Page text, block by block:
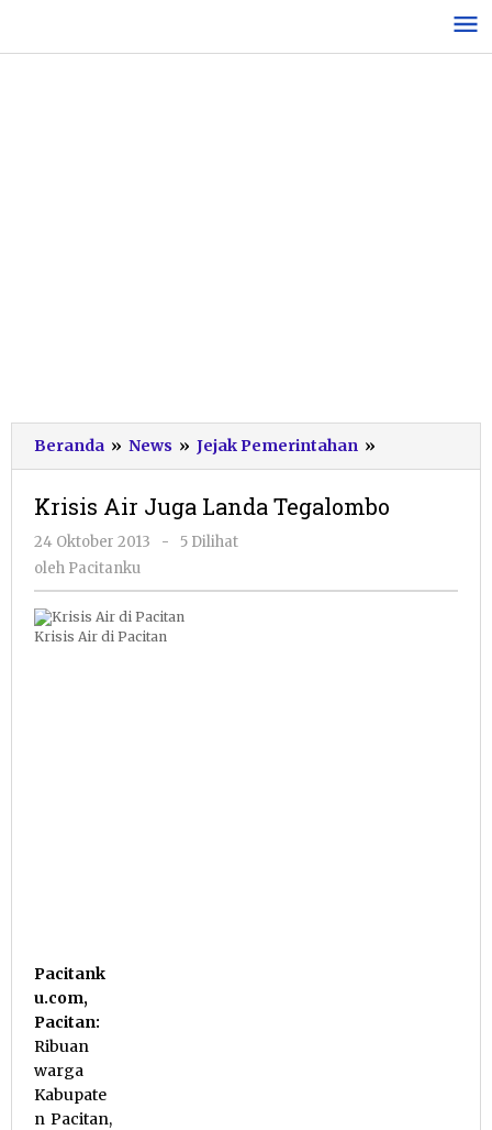
konten
Beranda » News » Jejak Pemerintahan »
Air
Landa
Krisis Air Juga Landa Tegalombo
24 Oktober 2013
oleh
-
5 Dilihat
oleh Pacitanku
Krisis Air di Pacitan
Pacitank
u.com,
Pacitan:
Ribuan
warga
Kabupate
n Pacitan,